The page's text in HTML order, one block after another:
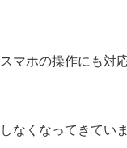
マホの操作にも対
なくなってきていま